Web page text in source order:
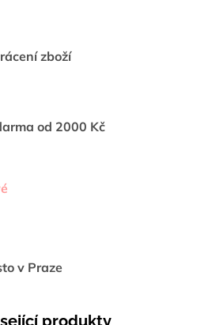
zboží
od 2000 Kč
v Praze